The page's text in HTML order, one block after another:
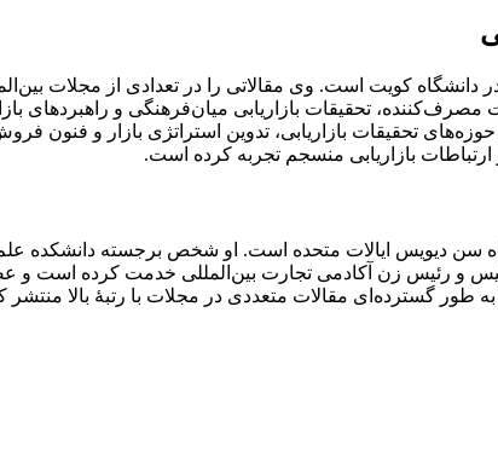
دانشگاه کویت است. وی مقالاتی را در تعدادی از مجلات
تحقیقات بازاریابی میان‌فرهنگی و راهبردهای
تحقیقات بازاریابی، تدوین استراتژی بازار و
و ارتباطات بازاریابی منسجم تجربه کرده است.
و رئیس زن آکادمی تجارت بین‌المللی خدمت کرده است
گسترده‌ای مقالات متعددی در مجلات با رتبۀ بالا منتشر